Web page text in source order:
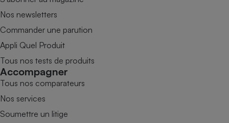
Nos newsletters
Commander une parution
Appli Quel Produit
Tous nos tests de produits
Accompagner
Tous nos comparateurs
Nos services
Soumettre un litige